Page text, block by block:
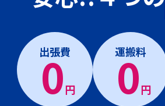
出張費
0円
運搬料
0円